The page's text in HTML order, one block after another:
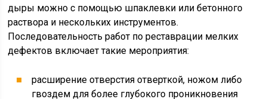
дыры можно с помощью шпаклевки или бетонного
раствора и нескольких инструментов.
Последовательность работ по реставрации мелких
дефектов включает такие мероприятия:
расширение отверстия отверткой, ножом либо
гвоздем для более глубокого проникновения